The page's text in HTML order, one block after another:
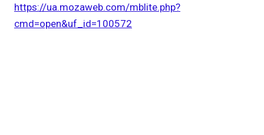
https://ua.mozaweb.com/mblite.php?
cmd=open&uf_id=100572